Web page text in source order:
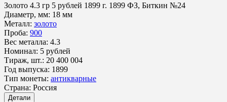
Золото 4.3 гр 5 рублей 1899 г. 1899 ФЗ, Биткин №24
Диаметр, мм: 18 мм
Металл: золото
Проба: 900
Вес металла: 4.3
Номинал: 5 рублей
Тираж, шт.: 20 400 004
Год выпуска: 1899
Тип монеты: антикварные
Страна: Россия
Детали